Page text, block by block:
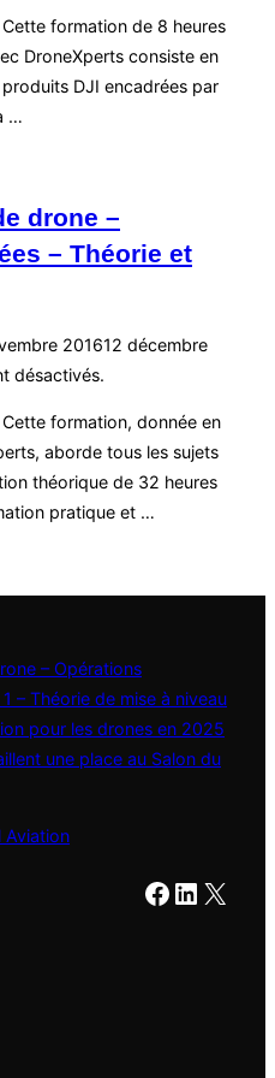
formation de 8 heures
DroneXperts consiste en
DJI encadrées par
…
drone –
– Théorie et
201612 décembre
désactivés.
formation, donnée en
aborde tous les sujets
théorique de 32 heures
pratique et …
– Opérations
– Théorie de mise à niveau
pour les drones en 2025
une place au Salon du
Aviation
Facebook
X